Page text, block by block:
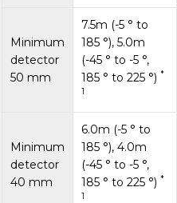
Minimum
detector
50 mm
7.5m (-5 ° to
185 °), 5.0m
(-45 ° to -5 °,
185 ° to 225 °) *
1
Minimum
detector
40 mm
6.0m (-5 ° to
185 °), 4.0m
(-45 ° to -5 °,
185 ° to 225 °) *
1